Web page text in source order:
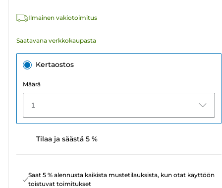
Ilmainen vakiotoimitus
Saatavana verkkokaupasta
Kertaostos
Määrä
1
Tilaa ja säästä 5 %
Saat 5 % alennusta kaikista mustetilauksista, kun otat käyttöön
toistuvat toimitukset